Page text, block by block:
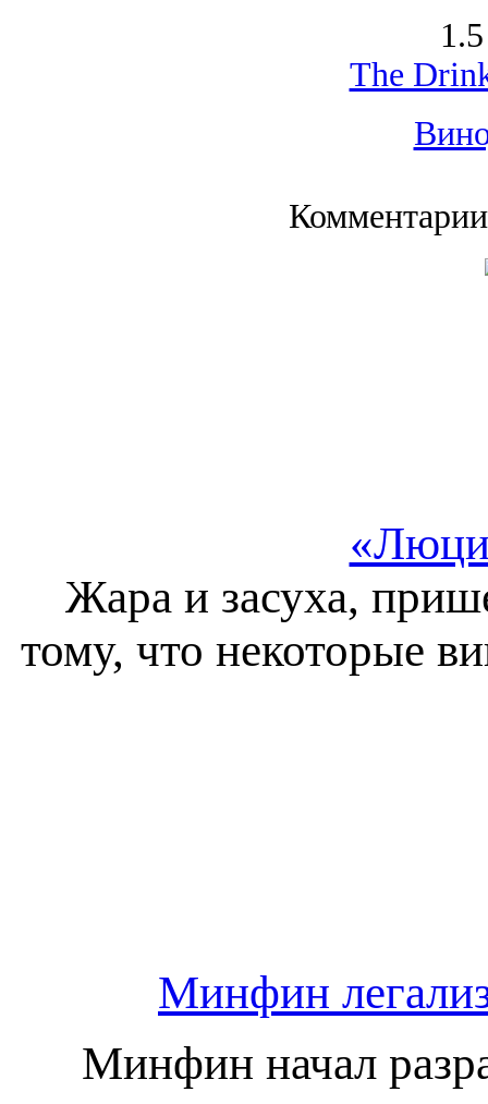
The
Жара и засуха,
тому, что некоторые
Минфин
Минфин начал